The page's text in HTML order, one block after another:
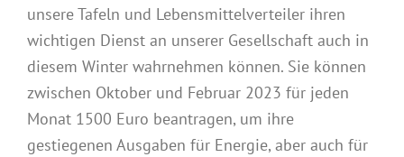
unsere Tafeln und Lebensmittelverteiler ihren
wichtigen Dienst an unserer Gesellschaft auch in
diesem Winter wahrnehmen können. Sie können
zwischen Oktober und Februar 2023 für jeden
Monat 1500 Euro beantragen, um ihre
gestiegenen Ausgaben für Energie, aber auch für